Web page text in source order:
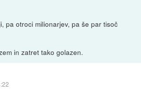
pa otroci milionarjev, pa še par tisoč
in zatret tako golazen.